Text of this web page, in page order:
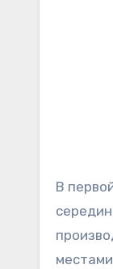
В первой части обзора «непрофильных» производителей мы вспоминали историю, начавшуюся в